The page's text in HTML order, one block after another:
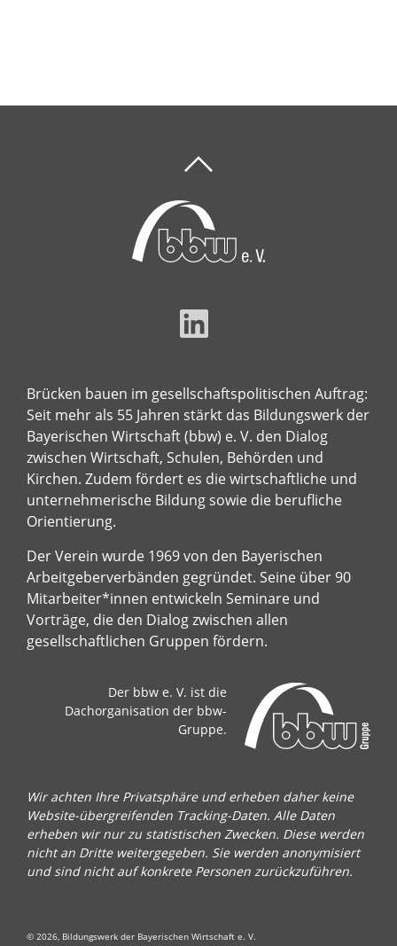
Brücken bauen im gesellschaftspolitischen Auftrag:
Seit mehr als 55 Jahren stärkt das Bildungswerk der
Bayerischen Wirtschaft (bbw) e. V. den Dialog
zwischen Wirtschaft, Schulen, Behörden und
Kirchen. Zudem fördert es die wirtschaftliche und
unternehmerische Bildung sowie die berufliche
Orientierung.
Der Verein wurde 1969 von den Bayerischen
Arbeitgeberverbänden gegründet. Seine über 90
Mitarbeiter*innen entwickeln Seminare und
Vorträge, die den Dialog zwischen allen
gesellschaftlichen Gruppen fördern.
Der bbw e. V. ist die
Dachorganisation der bbw-
Gruppe.
Wir achten Ihre Privatsphäre und erheben daher keine
Website-übergreifenden Tracking-Daten. Alle Daten
erheben wir nur zu statistischen Zwecken. Diese werden
nicht an Dritte weitergegeben. Sie werden anonymisiert
und sind nicht auf konkrete Personen zurückzuführen.
© 2026, Bildungswerk der Bayerischen Wirtschaft e. V.